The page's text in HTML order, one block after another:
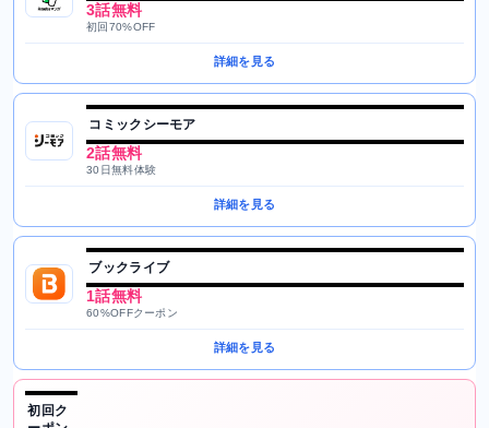
3話無料
初回70%OFF
詳細を見る
コミックシーモア
2話無料
30日無料体験
詳細を見る
ブックライブ
1話無料
60%OFFクーポン
詳細を見る
初回ク